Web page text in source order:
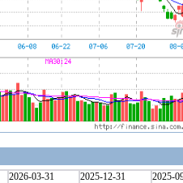
2026-03-31
2025-12-31
2025-